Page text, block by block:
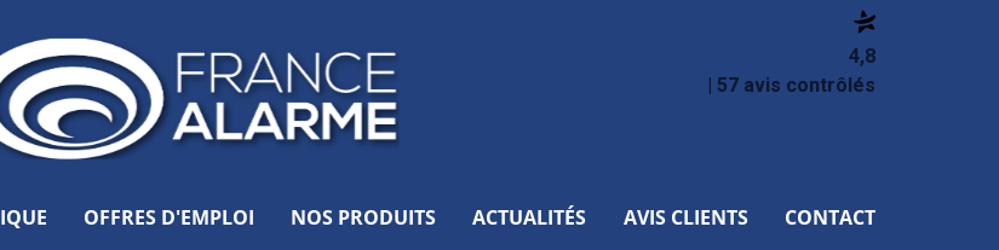
4,8
| 57 avis contrôlés
OFFRES D'EMPLOI NOS PRODUITS ACTUALITÉS AVIS CLIENTS CONTACT